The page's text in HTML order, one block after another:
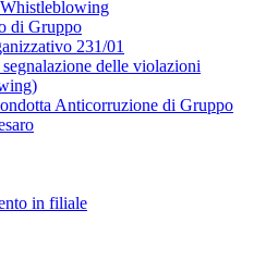
di Gruppo
231/01
delle violazioni
Anticorruzione di Gruppo
in filiale